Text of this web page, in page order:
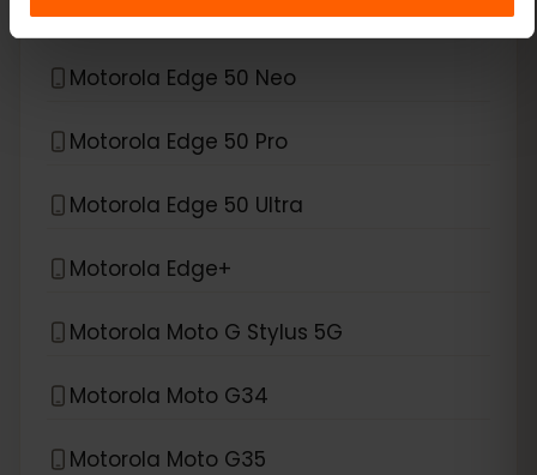
Motorola Edge 50 Fusion
Motorola Edge 50 Neo
Motorola Edge 50 Pro
Motorola Edge 50 Ultra
Motorola Edge+
Motorola Moto G Stylus 5G
Motorola Moto G34
Motorola Moto G35